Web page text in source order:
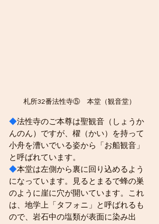
札所32番法性寺⑤　本堂（観音堂）
◆法性寺のご本尊は聖観音（しょうか
んのん）ですが、櫂（かい）を持って
小舟を漕いでいる姿から「お船観音」
と呼ばれています。
◆本堂は左側から裏に回り込めるよう
になっています。見るとまるで蜂の巣
のように崖に穴が開いています。これ
は、地学上「タフォニ」と呼ばれるも
ので、岩石中の塩類が表面に染み出